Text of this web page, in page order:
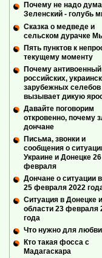
Почему не надо
Зеленский - голубь
Сказка о медведе и
сельском дурачке
Пять пунктов к
текущему моменту
Почему
российских,
зарубежных селебов
вызывает дикую
Давайте поговорим
откровенно, почему
дончане
Письма, звонки и
сообщения о
Украине и Донецке 26
февраля
Дончане о ситуации
25 февраля 2022
Ситуация в Донецке и
области 23 февраля
года
Что нужно для любви
Кто такая фосса с
Мадагаскара